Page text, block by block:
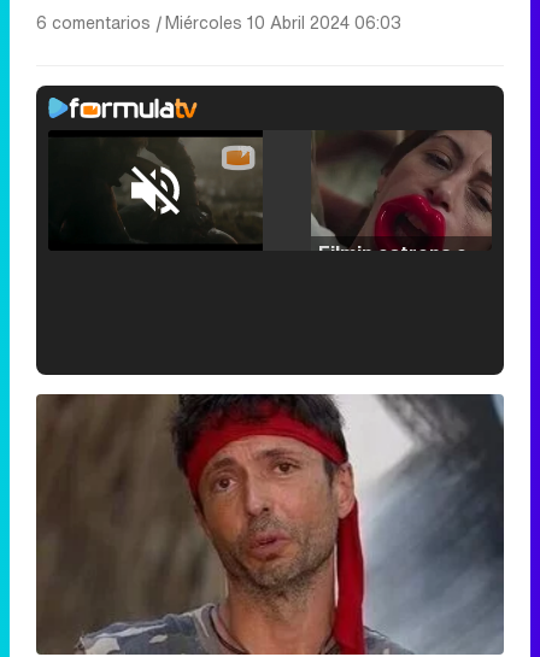
6 comentarios |Miércoles 10 Abril 2024 06:03
Unmute /
Loaded
25.30%
'120 Minutos' celebra sus 2.000 programas en Telemadrid con un vídeo del día a día en la redacción